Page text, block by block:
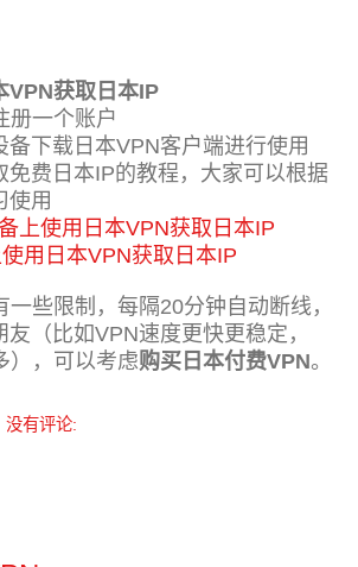
VPN获取日本IP
册一个账户
备下载日本VPN客户端进行使用
免费日本IP的教程，大家可以根据
使用
上使用日本VPN获取日本IP
用日本VPN获取日本IP
些限制，每隔20分钟自动断线，
（比如VPN速度更快更稳定，
），可以考虑购买日本付费VPN。
没有评论: